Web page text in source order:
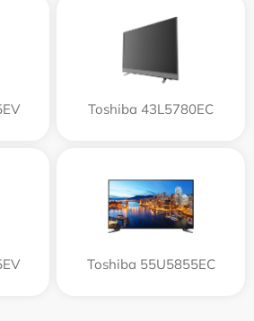
Toshiba 43L5780EC
Toshiba 55U5855EC